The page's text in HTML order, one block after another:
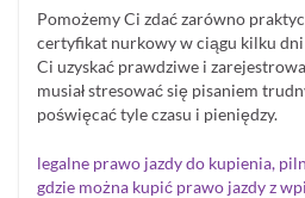
Pomożemy Ci zdać zarówno
certyfikat nurkowy w ciągu kilku
Ci uzyskać prawdziwe i
musiał stresować się pisaniem
poświęcać tyle czasu i pieniędzy.
legalne prawo jazdy do kupienia,
gdzie można kupić prawo jazdy z